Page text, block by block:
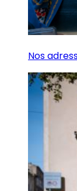
Nos